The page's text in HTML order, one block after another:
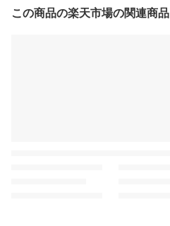
この商品の楽天市場の関連商品